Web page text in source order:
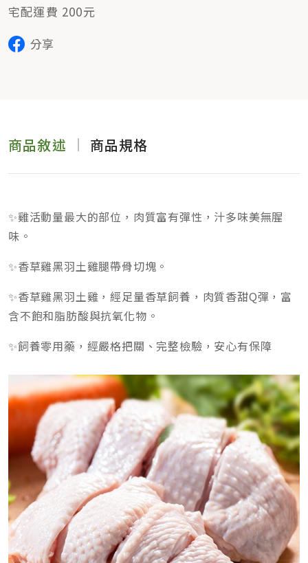
宅配運費 200元
分享
商品敘述 商品規格
✨雞活動量最大的部位，肉質富有彈性，汁多味美無腥
味。
✨香草雞黑羽土雞腿帶骨切塊。
✨香草雞黑羽土雞，經足量香草飼養，肉質香甜Q彈，富
含不飽和脂肪酸與抗氧化物。
✨飼養零用藥，經嚴格把關、完整檢驗，安心有保障